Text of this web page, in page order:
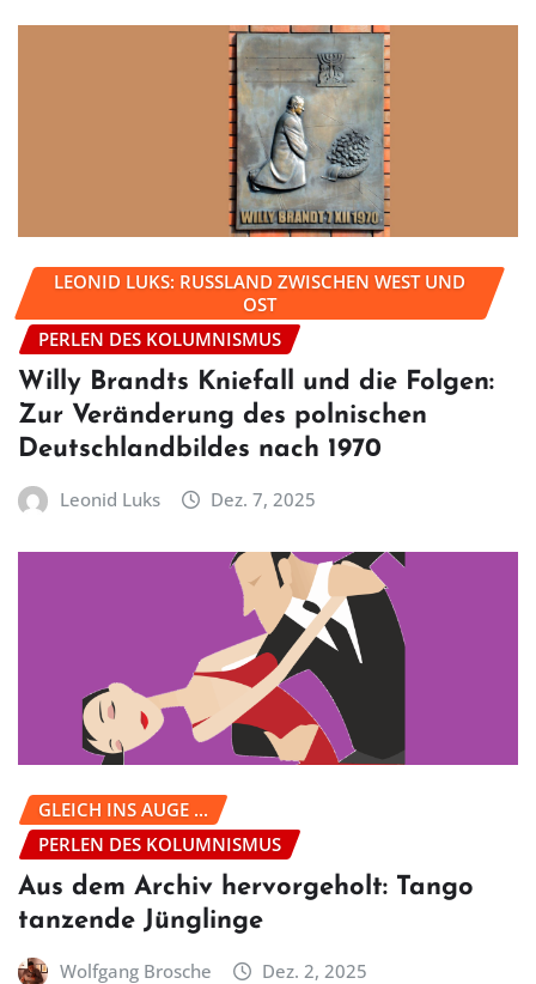
LEONID LUKS: RUSSLAND ZWISCHEN WEST UND
OST
PERLEN DES KOLUMNISMUS
Willy Brandts Kniefall und die Folgen:
Zur Veränderung des polnischen
Deutschlandbildes nach 1970
Leonid Luks Dez. 7, 2025
GLEICH INS AUGE ...
PERLEN DES KOLUMNISMUS
Aus dem Archiv hervorgeholt: Tango
tanzende Jünglinge
Wolfgang Brosche Dez. 2, 2025